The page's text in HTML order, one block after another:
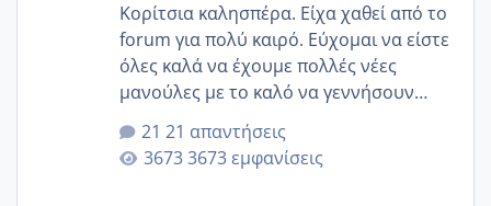
Κορίτσια καλησπέρα. Είχα χαθεί από το
forum για πολύ καιρό. Εύχομαι να είστε
όλες καλά να έχουμε πολλές νέες
μανούλες με το καλό να γεννήσουν
αυτές που ήδη περιμένουν. Να πάρουν
γερα μωράκια στην αγκαλίτσα τους
🙏🏼🙏🏼 Ας πάμε λοιπόν στο θέμα μου.
21 απαντήσεις
3673 εμφανίσεις